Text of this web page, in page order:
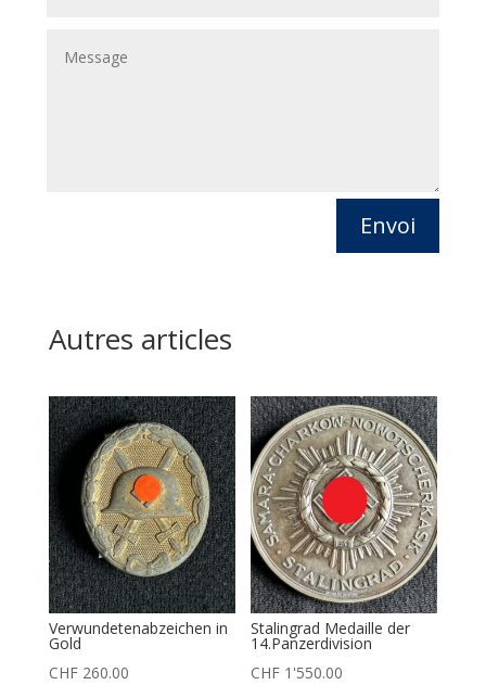
Envoi
Autres articles
Verwundetenabzeichen in
Gold
CHF260.00
Stalingrad Medaille der
14.Panzerdivision
CHF 1'550.00